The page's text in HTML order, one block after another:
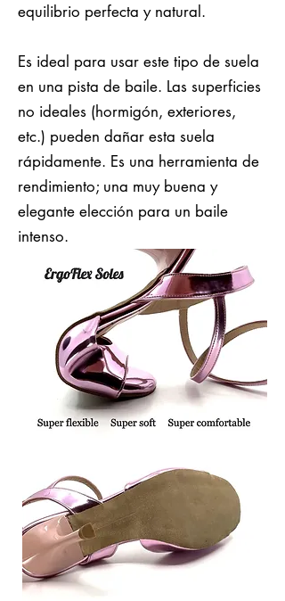
equilibrio perfecta y natural.
Es ideal para usar este tipo de suela
en una pista de baile. Las superficies
no ideales (hormigón, exteriores,
etc.) pueden dañar esta suela
rápidamente. Es una herramienta de
rendimiento; una muy buena y
elegante elección para un baile
intenso.